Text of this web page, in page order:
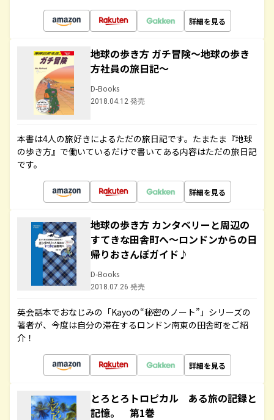
詳細を見る
地球の歩き方 ガチ冒険～地球の歩き
方社員の旅日記～
D-Books
2018.04.12 発売
本書は4人の旅好きによるただの旅日記です。たまたま『地球
の歩き方』で働いているだけで書いてある内容はただの旅日記
です。
詳細を見る
地球の歩き方 カンタベリーと周辺の
すてきな田舎町へ～ロンドンからの日
帰りおさんぽガイド♪
D-Books
2018.07.26 発売
英会話本でおなじみの「Kayoの“秘密のノート”」シリーズの
著者が、今度は自分の滞在するロンドン南東の田舎町をご紹
介！
詳細を見る
とろとろトロピカル ある旅の記録と
記憶。 第1巻